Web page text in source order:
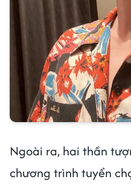
Ngoài ra, hai thần
chương trình tuyển